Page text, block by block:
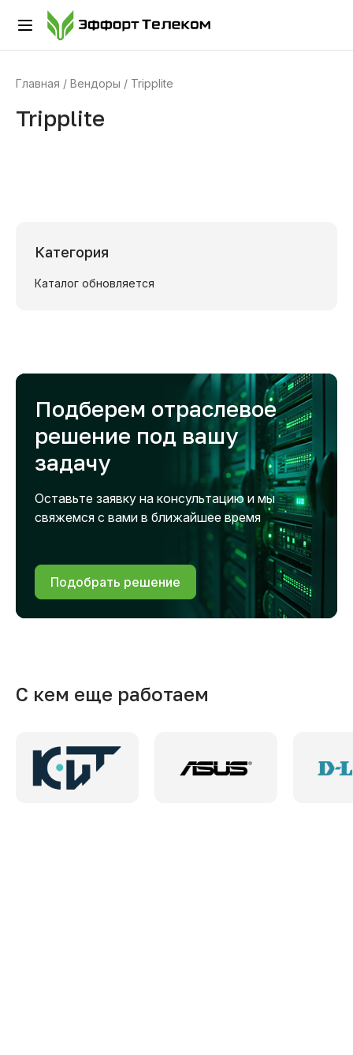
Главная Вендоры Tripplite
Tripplite
Категория
Каталог обновляется
Подберем отраслевое
решение под вашу
задачу
Оставьте заявку на консультацию и мы
свяжемся с вами в ближайшее время
Подобрать решение
С кем еще работаем